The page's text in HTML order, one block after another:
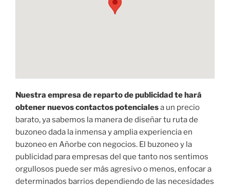
Nuestra empresa de reparto de publicidad te hará
obtener nuevos contactos potencialesa un precio
barato, ya sabemos la manera de diseñar tu ruta de
buzoneo dada la inmensa y amplia experiencia en
buzoneo en Añorbe con negocios. El buzoneo y la
publicidad para empresas del que tanto nos sentimos
orgullosos puede ser más agresivo o menos, enfocar a
determinados barrios dependiendo de las necesidades